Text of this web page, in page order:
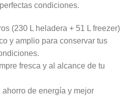
condiciones.
(230 L heladera + 51 L freezer)
y amplio para conservar tus
fresca y al alcance de tu
de energía y mejor